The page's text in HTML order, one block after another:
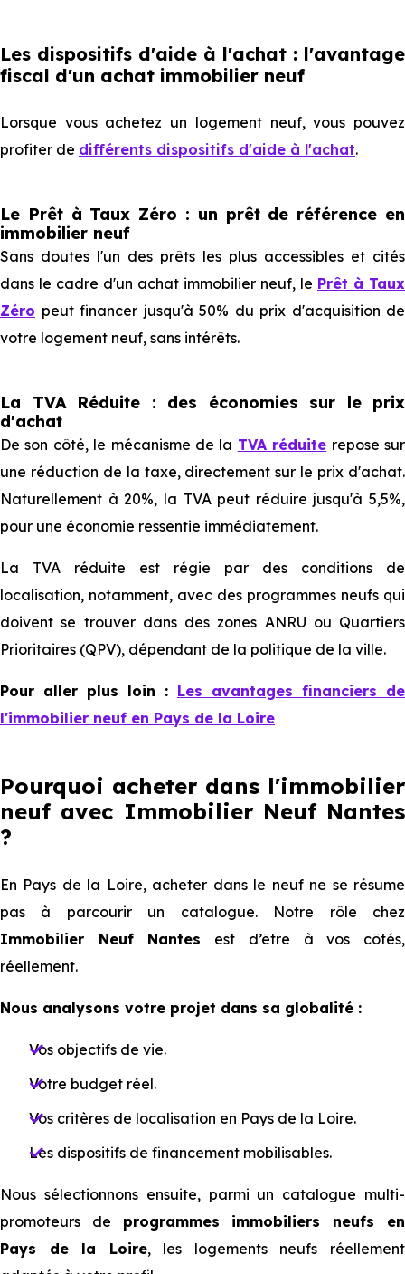
Les dispositifs d'aide à l'achat : l'avantage
fiscal d'un achat immobilier neuf
Lorsque vous achetez un logement neuf, vous pouvez
profiter de différents dispositifs d'aide à l'achat.
Le Prêt à Taux Zéro : un prêt de référence en
immobilier neuf
Sans doutes l'un des prêts les plus accessibles et cités
dans le cadre d'un achat immobilier neuf, le Prêt à Taux
Zéro peut financer jusqu'à 50% du prix d'acquisition de
votre logement neuf, sans intérêts.
La TVA Réduite : des économies sur le prix
d'achat
De son côté, le mécanisme de la TVA réduite repose sur
une réduction de la taxe, directement sur le prix d'achat.
Naturellement à 20%, la TVA peut réduire jusqu'à 5,5%,
pour une économie ressentie immédiatement.
La TVA réduite est régie par des conditions de
localisation, notamment, avec des programmes neufs qui
doivent se trouver dans des zones ANRU ou Quartiers
Prioritaires (QPV), dépendant de la politique de la ville.
Pour aller plus loin : Les avantages financiers de
l'immobilier neuf en Pays de la Loire
Pourquoi acheter dans l'immobilier
neuf avec Immobilier Neuf Nantes
?
En Pays de la Loire, acheter dans le neuf ne se résume
pas à parcourir un catalogue. N⁠⁠otre rôle chez
Immobilier Neuf Nantes est d’être à vos côtés,
réellement.
N⁠⁠ous analysons votre projet dans sa globalité :
Vos objectifs de vie.
Votre budget réel.
Vos critères de localisation en Pays de la Loire.
Les dispositifs de financement mobilisables.
Nous sélectionnons ensuite, parmi un catalogue multi-
promoteurs de programmes immobiliers neufs en
Pays de la Loire, les logements neufs réellement